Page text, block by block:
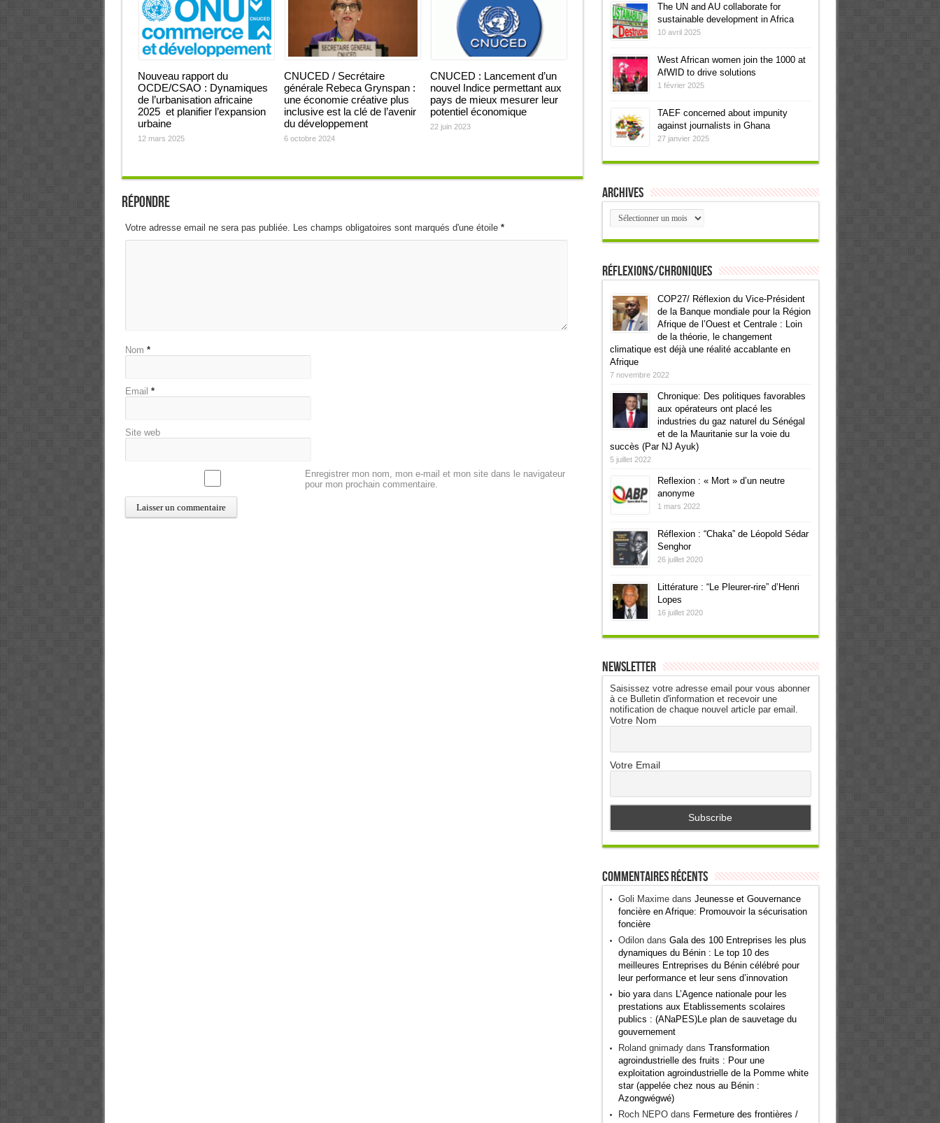
Nouveau rapport du
OCDE/CSAO : Dynamiques
de l’urbanisation africaine
2025 et planifier l’expansion
urbaine
12 mars 2025
CNUCED / Secrétaire
générale Rebeca Grynspan :
une économie créative plus
inclusive est la clé de l’avenir
du développement
6 octobre 2024
CNUCED : Lancement d’un
nouvel Indice permettant aux
pays de mieux mesurer leur
potentiel économique
22 juin 2023
Répondre
Votre adresse email ne sera pas publiée. Les champs obligatoires sont marqués d'une étoile *
Nom *
Email *
Site web
Enregistrer mon nom, mon e-mail et mon site dans le navigateur
pour mon prochain commentaire.
The UN and AU collaborate for
sustainable development in Africa
10 avril 2025
West African women join the 1000 at
AfWID to drive solutions
1 février 2025
TAEF concerned about impunity
against journalists in Ghana
27 janvier 2025
Archives
Archives
Réflexions/Chroniques
COP27/ Réflexion du Vice-Président
de la Banque mondiale pour la Région
Afrique de l’Ouest et Centrale : Loin
de la théorie, le changement
climatique est déjà une réalité accablante en
Afrique
7 novembre 2022
Chronique: Des politiques favorables
aux opérateurs ont placé les
industries du gaz naturel du Sénégal
et de la Mauritanie sur la voie du
succès (Par NJ Ayuk)
5 juillet 2022
Reflexion : « Mort » d’un neutre
anonyme
1 mars 2022
Réflexion : “Chaka” de Léopold Sédar
Senghor
26 juillet 2020
Littérature : “Le Pleurer-rire” d’Henri
Lopes
16 juillet 2020
Newsletter
Saisissez votre adresse email pour vous abonner
à ce Bulletin d'information et recevoir une
notification de chaque nouvel article par email.
Votre Nom
Votre Email
Commentaires récents
Goli Maximedans Jeunesse et Gouvernance
foncière en Afrique: Promouvoir la sécurisation
foncière
Odilondans Gala des 100 Entreprises les plus
dynamiques du Bénin : Le top 10 des
meilleures Entreprises du Bénin célébré pour
leur performance et leur sens d’innovation
bio yaradans L’Agence nationale pour les
prestations aux Etablissements scolaires
publics : (ANaPES)Le plan de sauvetage du
gouvernement
Roland gnimadydans Transformation
agroindustrielle des fruits : Pour une
exploitation agroindustrielle de la Pomme white
star (appelée chez nous au Bénin :
Azongwégwé)
Roch NEPOdans Fermeture des frontières /